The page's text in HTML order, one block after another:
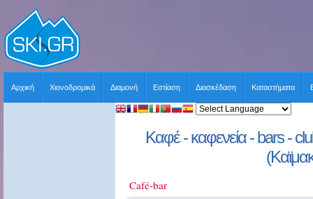
Αρχική Χιονοδρομικά Διαμονή Εστίαση Διασκέδαση Καταστήματα
Καφέ - καφενεία - bars -
Café-bar